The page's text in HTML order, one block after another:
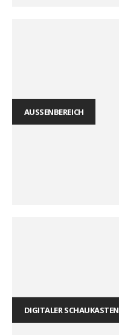
AUSSENBEREICH
DIGITALER SCHAUKASTEN